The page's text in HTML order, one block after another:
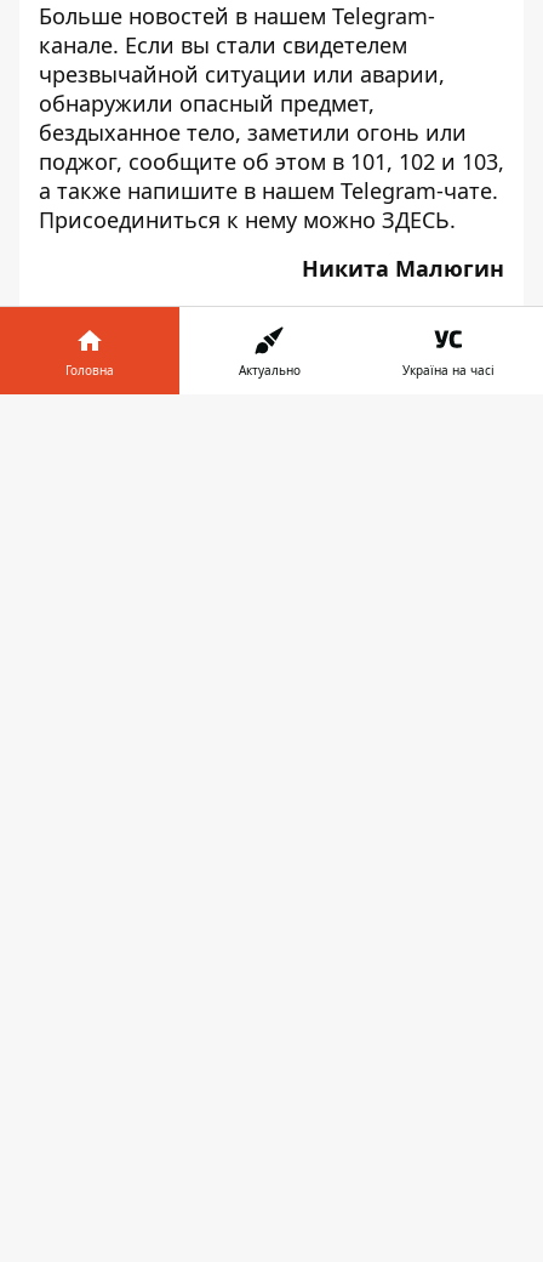
Больше новостей в нашем Telegram-
канале. Если вы стали свидетелем
чрезвычайной ситуации или аварии,
обнаружили опасный предмет,
бездыханное тело, заметили огонь или
поджог, сообщите об этом в 101, 102 и 103,
а также напишите в нашем Telegram-чате.
Присоединиться к нему можно ЗДЕСЬ.
Никита Малюгин
Головна Актуально Україна на часі